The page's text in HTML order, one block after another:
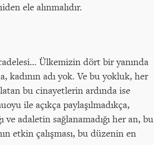
ele alınmalıdır.
Ülkemizin dört bir yanında
kadının adı yok. Ve bu yokluk, her
bu cinayetlerin ardında ise
ile açıkça paylaşılmadıkça,
ve adaletin sağlanamadığı her an, bu
etkin çalışması, bu düzenin en